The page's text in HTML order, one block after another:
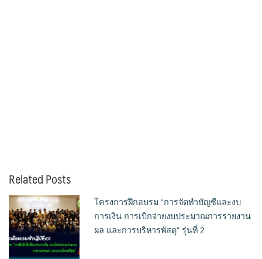
Related Posts
โครงการฝึกอบรม “การจัดทำบัญชีและงบ
การเงิน การเบิกจ่ายงบประมาณการรายงาน
ผล และการบริหารพัสดุ" รุ่นที่ 2